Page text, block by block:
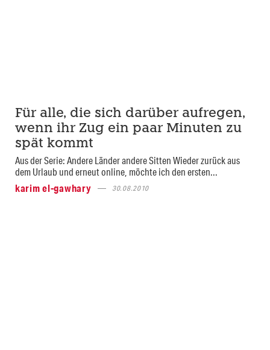
Für alle, die sich darüber aufregen,
wenn ihr Zug ein paar Minuten zu
spät kommt
Aus der Serie: Andere Länder andere Sitten Wieder zurück aus
dem Urlaub und erneut online, möchte ich den ersten...
karim el-gawhary
30.08.2010